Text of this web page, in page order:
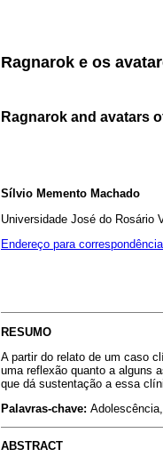
Ragnarok e os
Ragnarok and avatars
Sílvio Memento Machado
Universidade José do Rosário
Endereço para correspondência
RESUMO
A partir do relato de um caso
uma reflexão quanto a alguns
que dá sustentação a essa
Palavras-chave:
ABSTRACT